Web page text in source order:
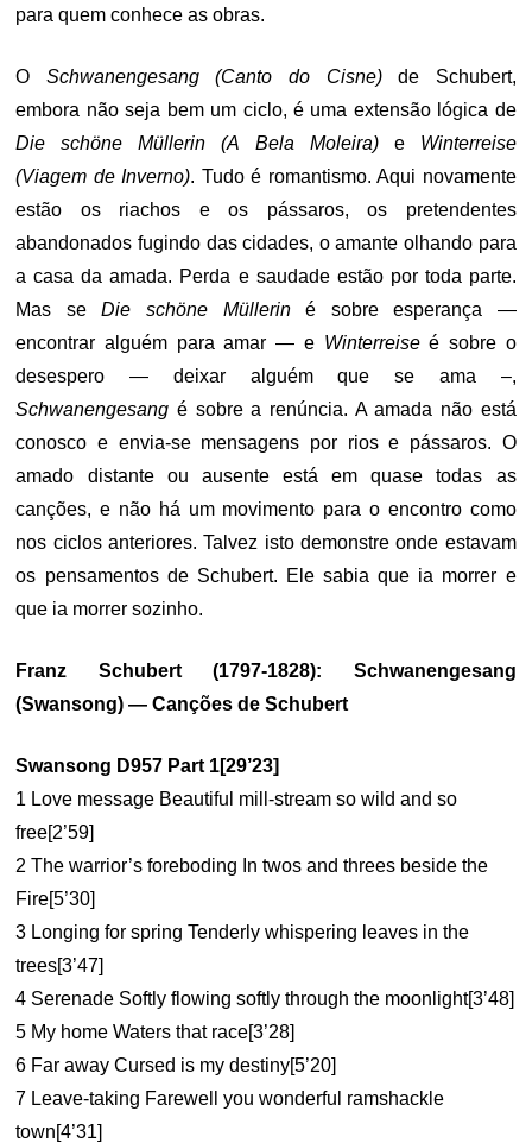
para quem conhece as obras.
O Schwanengesang (Canto do Cisne)de Schubert,
embora não seja bem um ciclo, é uma extensão lógica de
Die schöne Müllerin (A Bela Moleira)e Winterreise
(Viagem de Inverno). Tudo é romantismo. Aqui novamente
estão os riachos e os pássaros, os pretendentes
abandonados fugindo das cidades, o amante olhando para
a casa da amada. Perda e saudade estão por toda parte.
Mas seDie schöne Mülleriné sobre esperança —
encontrar alguém para amar — e Winterreiseé sobre o
desespero — deixar alguém que se ama –,
Schwanengesang é sobre a renúncia. A amada não está
conosco e envia-se mensagens por rios e pássaros. O
amado distante ou ausente está em quase todas as
canções, e não há um movimento para o encontro como
nos ciclos anteriores. Talvez isto demonstre onde estavam
os pensamentos de Schubert. Ele sabia que ia morrer e
que ia morrer sozinho.
Franz Schubert (1797-1828): Schwanengesang
(Swansong) — Canções de Schubert
Swansong D957 Part 1[29’23]
1 Love message Beautiful mill-stream so wild and so
free[2’59]
2 The warrior’s foreboding In twos and threes beside the
Fire[5’30]
3 Longing for spring Tenderly whispering leaves in the
trees[3’47]
4 Serenade Softly flowing softly through the moonlight[3’48]
5 My home Waters that race[3’28]
6 Far away Cursed is my destiny[5’20]
7 Leave-taking Farewell you wonderful ramshackle
town[4’31]